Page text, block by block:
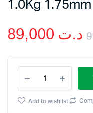
1.0Kg 1.75mm
د.ت
Ender-
PLA
Filament
Add to wishlist